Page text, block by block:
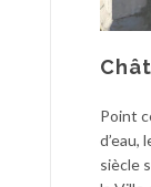
Point
d’eau,
siècle